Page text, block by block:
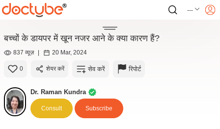
---
बच्चों के डायपर में खून नजर आने के क्या कारण हैं?
837 व्यूज़ | 20 Mar, 2024
0 शेयर करें सेव करें रिपोर्ट
Dr. Raman Kundra
Consult Subscribe